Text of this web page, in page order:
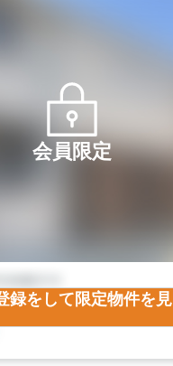
会員限定
録をして限定物件を見